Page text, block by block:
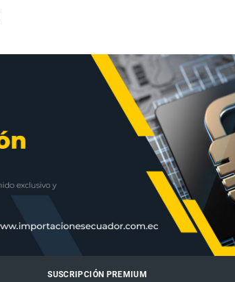
SUSCRIPCIÓN PREMIUM